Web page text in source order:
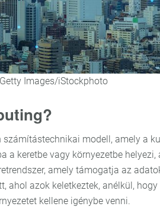
Images/iStockphoto
számítástechnikai modell, amely a
a keretbe vagy környezetbe helyezi,
amely támogatja az
ahol azok keletkeztek, anélkül,
kellene igénybe venni.